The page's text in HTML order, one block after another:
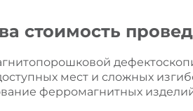
стоимость
мест и сложных
ферромагнитных